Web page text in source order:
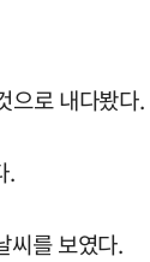
으로 내다봤다.
.
씨를 보였다.